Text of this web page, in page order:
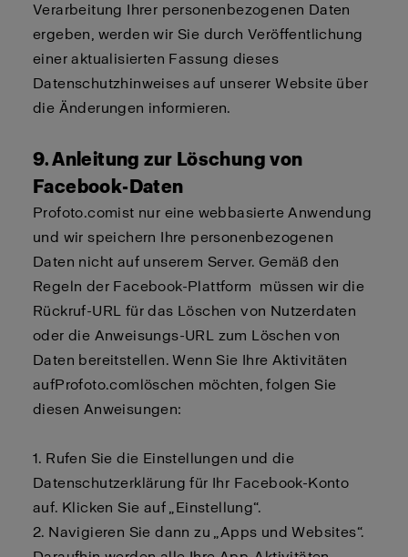
Verarbeitung Ihrer personenbezogenen Daten
ergeben, werden wir Sie durch Veröffentlichung
einer aktualisierten Fassung dieses
Datenschutzhinweises auf unserer Website über
die Änderungen informieren.
9. Anleitung zur Löschung von
Facebook-Daten
Profoto.comist nur eine webbasierte Anwendung
und wir speichern Ihre personenbezogenen
Daten nicht auf unserem Server. Gemäß den
Regeln der Facebook-Plattform müssen wir die
Rückruf-URL für das Löschen von Nutzerdaten
oder die Anweisungs-URL zum Löschen von
Daten bereitstellen. Wenn Sie Ihre Aktivitäten
aufProfoto.comlöschen möchten, folgen Sie
diesen Anweisungen:
1. Rufen Sie die Einstellungen und die
Datenschutzerklärung für Ihr Facebook-Konto
auf. Klicken Sie auf „Einstellung“.
2. Navigieren Sie dann zu „Apps und Websites“.